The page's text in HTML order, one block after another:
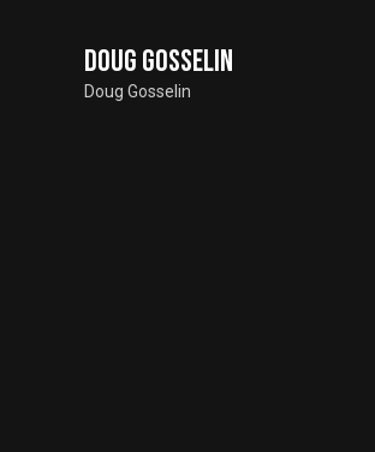
Doug Gosselin
Doug Gosselin